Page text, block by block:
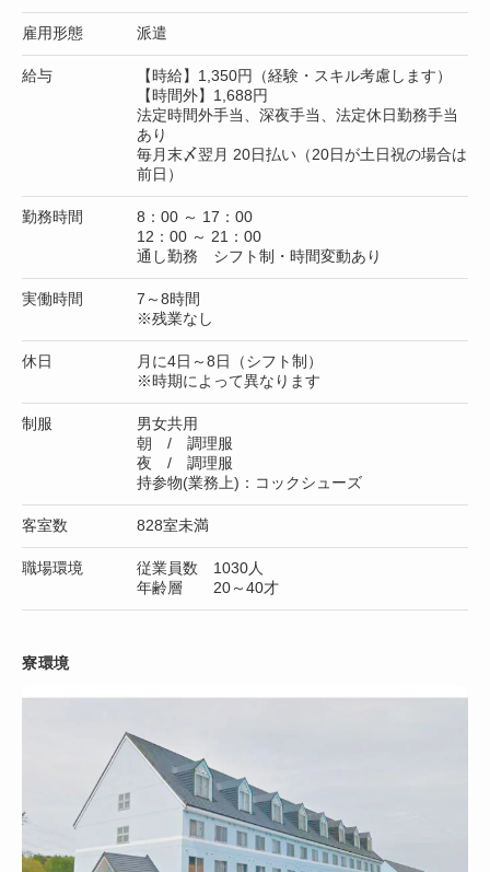
雇用形態 派遣
給与
【時給】1,350円（経験・スキル考慮します）
【時間外】1,688円
法定時間外手当、深夜手当、法定休日勤務手当
あり
毎月末〆翌月 20日払い（20日が土日祝の場合は
前日）
勤務時間
8：00 ～ 17：00
12：00 ～ 21：00
通し勤務 シフト制・時間変動あり
実働時間
7～8時間
※残業なし
休日
月に4日～8日（シフト制）
※時期によって異なります
制服
男女共用
朝 / 調理服
夜 / 調理服
持参物(業務上)：コックシューズ
客室数 828室未満
職場環境
従業員数 1030人
年齢層 20～40才
寮環境